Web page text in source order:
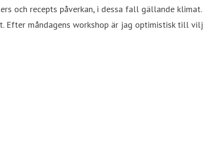
och recepts påverkan, i dessa fall gällande
måndagens workshop är jag optimistisk till